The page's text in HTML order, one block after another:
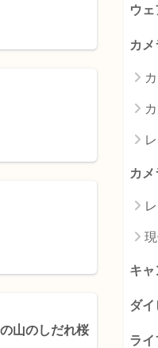
山のしだれ桜
ウェ
カ
カ
キ
ダ
ライ